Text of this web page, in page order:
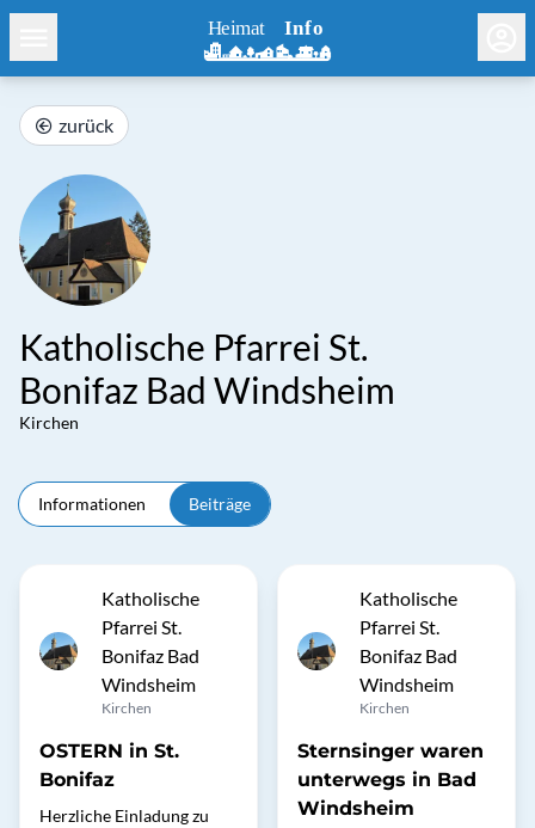
zurück
Katholische Pfarrei St.
Bonifaz Bad Windsheim
Kirchen
Informationen Beiträge
Katholische
Pfarrei St.
Bonifaz Bad
Windsheim
Kirchen
OSTERN in St.
Bonifaz
Herzliche Einladung zu
Katholische
Pfarrei St.
Bonifaz Bad
Windsheim
Kirchen
Sternsinger waren
unterwegs in Bad
Windsheim